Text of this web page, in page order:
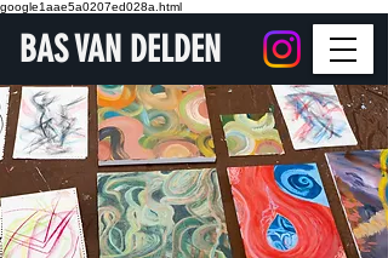
google1aae5a0207ed028a.html
BAS VAN DELDEN